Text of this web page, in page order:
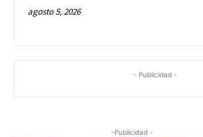
agosto 5, 2026
- Publicidad -
-Publicidad -